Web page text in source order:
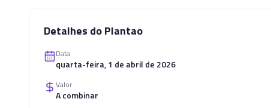
Detalhes do Plantao
Data
quarta-feira, 1 de abril de 2026
Valor
A combinar